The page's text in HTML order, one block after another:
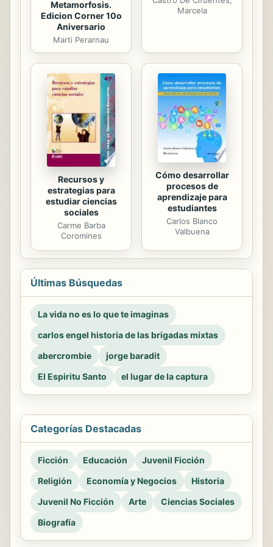
Metamorfosis.
Edicion Corner 10o
Aniversario
Marti Perarnau
Marcela
Recursos y
estrategias para
estudiar ciencias
sociales
Carme Barba
Coromines
Cómo desarrollar
procesos de
aprendizaje para
estudiantes
Carlos Blanco
Valbuena
Últimas Búsquedas
La vida no es lo que te imaginas
carlos engel historia de las brigadas mixtas
abercrombie
jorge baradit
El Espiritu Santo
el lugar de la captura
Categorías Destacadas
Ficción Educación
Juvenil Ficción
Religión
Economía y Negocios
Historia
Juvenil No Ficción
Arte
Ciencias Sociales
Biografía